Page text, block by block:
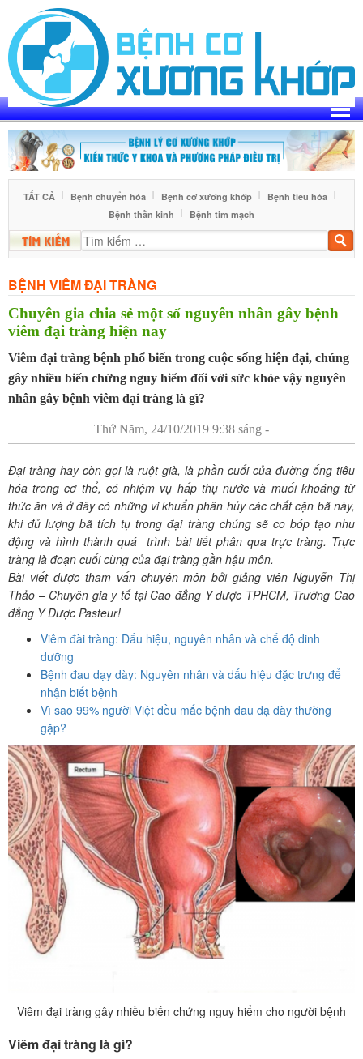
content
TẤT CẢ Bệnh chuyển hóa Bệnh cơ xương khớp
Bệnh tiêu hóa
Bệnh thần kinh
Bệnh tim mạch
Tìm
BỆNH VIÊM ĐẠI TRÀNG
Chuyên gia chia sẻ một số nguyên nhân gây bệnh
viêm đại tràng hiện nay
Viêm đại tràng bệnh phổ biến trong cuộc sống hiện đại, chúng
gây nhiều biến chứng nguy hiểm đối với sức khỏe vậy nguyên
nhân gây bệnh viêm đại tràng là gì?
Thứ Năm, 24/10/2019 9:38 sáng -
Đại tràng hay còn gọi là ruột già, là phần cuối của đường ống tiêu
hóa trong cơ thể, có nhiệm vụ hấp thụ nước và muối khoáng từ
thức ăn và ở đây có những vi khuẩn phân hủy các chất cặn bã này,
khi đủ lượng bã tích tụ trong đại tràng chúng sẽ co bóp tạo nhu
động và hình thành quá trình bài tiết phân qua trực tràng. Trực
tràng là đoạn cuối cùng của đại tràng gần hậu môn.
Bài viết được tham vấn chuyên môn bởi giảng viên Nguyễn Thị
Thảo – Chuyên gia y tế tại Cao đẳng Y dược TPHCM, Trường Cao
đẳng Y Dược Pasteur!
Viêm đài tràng: Dấu hiệu, nguyên nhân và chế độ dinh
dưỡng
Bệnh đau dạy dày: Nguyên nhân và dấu hiệu đặc trưng để
nhận biết bệnh
Vì sao 99% người Việt đều mắc bệnh đau dạ dày thường
gặp?
Viêm đại tràng gây nhiều biến chứng nguy hiểm cho người bệnh
Viêm đại tràng là gì?